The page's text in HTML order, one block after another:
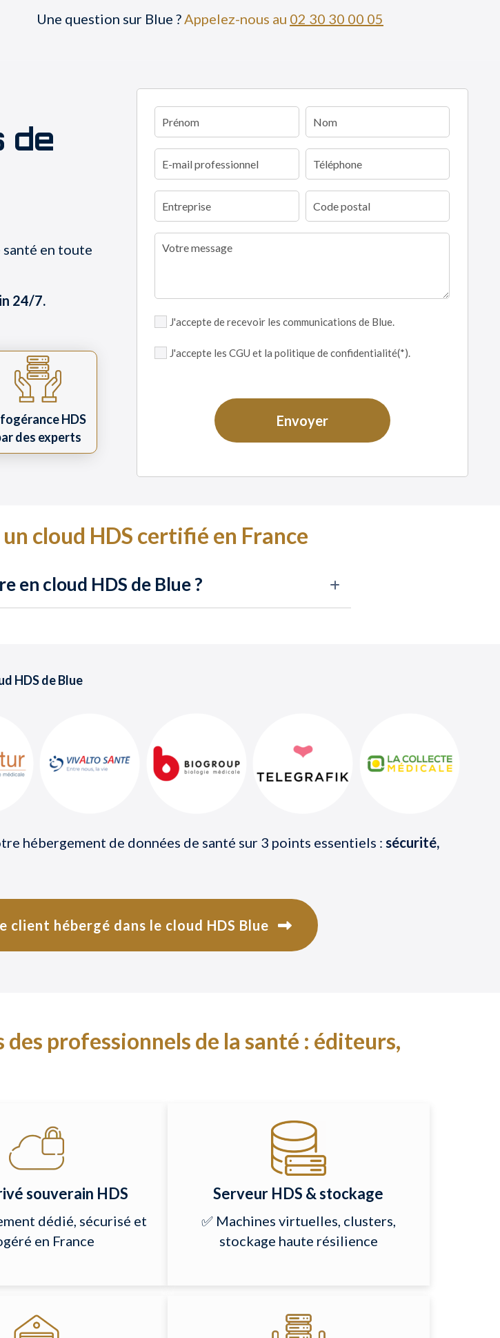
Une question sur Blue ?Appelez-nous au 02 30 30 00 05
de
en toute
24/7.
HDS
des experts
J'accepte de recevoir les communications de Blue.
J'accepte les CGU et la politique de confidentialité(*).
cloud HDS certifié en France
en cloud HDS de Blue ?
HDS de Blue
hébergement de données de santé sur 3 points essentiels :sécurité,
client hébergé dans le cloud HDS Blue
professionnels de la santé : éditeurs,
souverain HDS
dédié, sécurisé et
en France
Serveur HDS & stockage
✅ Machines virtuelles, clusters,
stockage haute résilience